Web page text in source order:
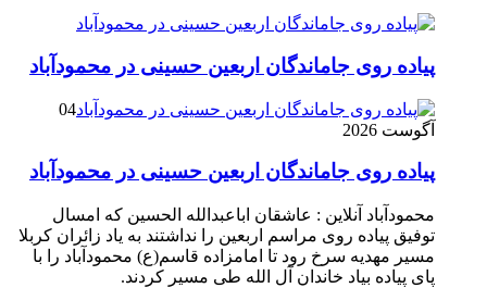
پیاده روی جاماندگان اربعین حسینی در محمودآباد
04
آگوست 2026
پیاده روی جاماندگان اربعین حسینی در محمودآباد
محمودآباد آنلاین : عاشقان اباعبدالله الحسین که امسال
توفیق پیاده روی مراسم اربعین را نداشتند به یاد زائران کربلا
مسیر مهدیه سرخ رود تا امامزاده قاسم(ع) محمودآباد را با
پای پیاده بیاد خاندان آل الله طی مسیر کردند.